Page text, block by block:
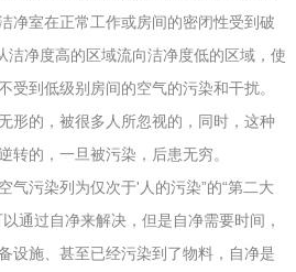
净室在正常工作或房间的密闭性受到破
洁净度高的区域流向洁净度低的区域，使
受到低级别房间的空气的污染和干扰。
形的，被很多人所忽视的，同时，这种
转的，一旦被污染，后患无穷。
污染列为仅次于'人的污染”的“第二大
通过自净来解决，但是自净需要时间，
设施、甚至已经污染到了物料，自净是